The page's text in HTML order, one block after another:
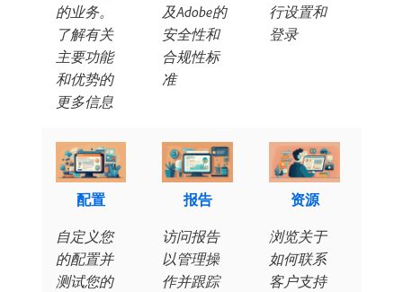
的业务。
了解有关
主要功能
和优势的
更多信息
及Adobe的
安全性和
合规性标
准
行设置和
登录
配置
自定义您
的配置并
测试您的
报告
访问报告
以管理操
作并跟踪
资源
浏览关于
如何联系
客户支持